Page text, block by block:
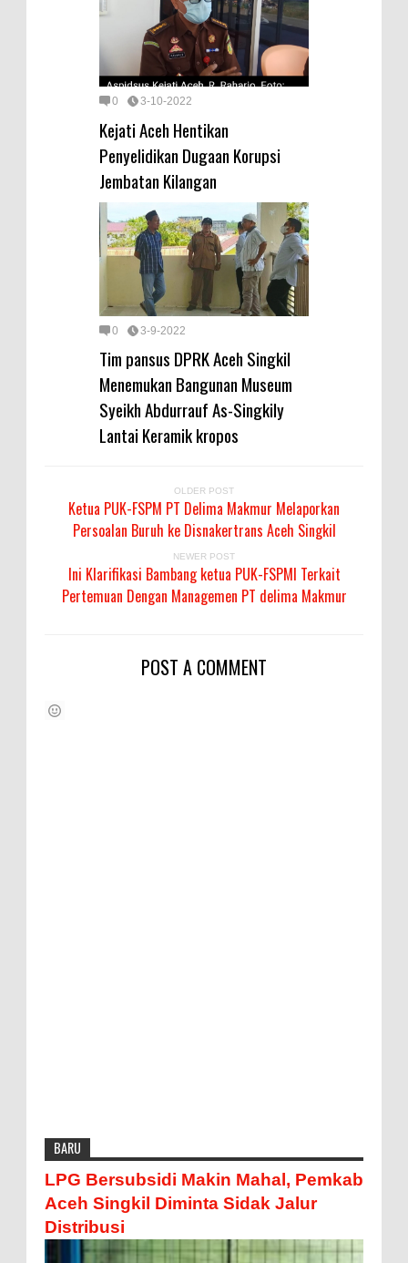
0 3-10-2022
Kejati Aceh Hentikan
Penyelidikan Dugaan Korupsi
Jembatan Kilangan
0 3-9-2022
Tim pansus DPRK Aceh Singkil
Menemukan Bangunan Museum
Syeikh Abdurrauf As-Singkily
Lantai Keramik kropos
OLDER POST
Ketua PUK-FSPM PT Delima Makmur Melaporkan
Persoalan Buruh ke Disnakertrans Aceh Singkil
NEWER POST
Ini Klarifikasi Bambang ketua PUK-FSPMI Terkait
Pertemuan Dengan Managemen PT delima Makmur
POST A COMMENT
BARU
LPG Bersubsidi Makin Mahal, Pemkab
Aceh Singkil Diminta Sidak Jalur
Distribusi